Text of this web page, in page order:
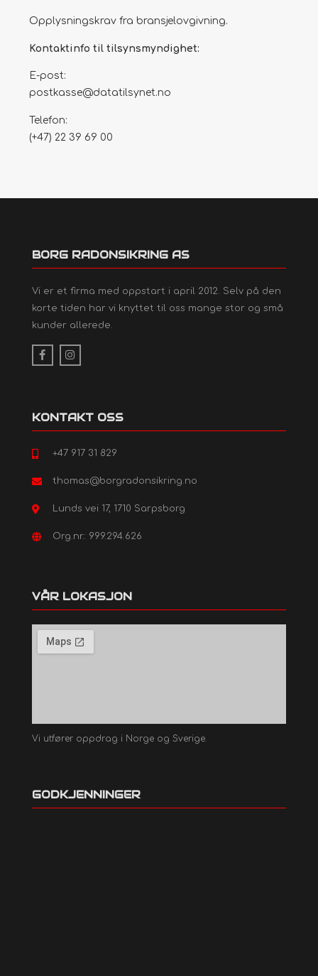
Opplysningskrav fra bransjelovgivning.
Kontaktinfo til tilsynsmyndighet:
E-post:
postkasse@datatilsynet.no
Telefon:
(+47) 22 39 69 00
BORG RADONSIKRING AS
Vi er et firma med oppstart i april 2012. Selv på den
korte tiden har vi knyttet til oss mange stor og små
kunder allerede.
KONTAKT OSS
+47 917 31 829
thomas@borgradonsikring.no
Lunds vei 17, 1710 Sarpsborg
Org.nr.: 999.294.626
VÅR LOKASJON
Vi utfører oppdrag i Norge og Sverige.
GODKJENNINGER